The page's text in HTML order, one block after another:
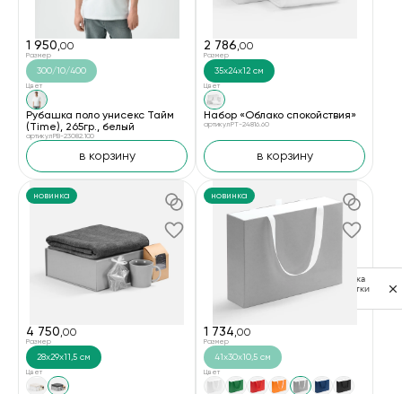
1 950,00
Размер
300/10/400
Цвет
Рубашка поло унисекс Тайм
(Time), 265гр., белый
артикул PB-23082.100
в корзину
2 786,00
Размер
35х24х12 см
Цвет
Набор «Облако спокойствия»
артикул PT-24816.60
в корзину
новинка
4 750,00
Размер
28x29x11,5 см
Цвет
новинка
1 734,00
Размер
41x30x10,5 см
Цвет
Политика
обработки